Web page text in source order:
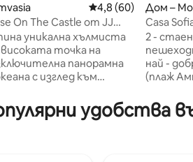
Средна оценка: 4,8
4,8 (60)
On The Castle от JJ
уникална хълмиста
точка на
панорамна
с изглед към
него могат да се
седем души, а
Дом –
Casa
пясъчен
2 -
най -
(плаж
престой
удобства